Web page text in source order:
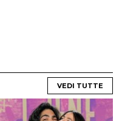
VEDI TUTTE